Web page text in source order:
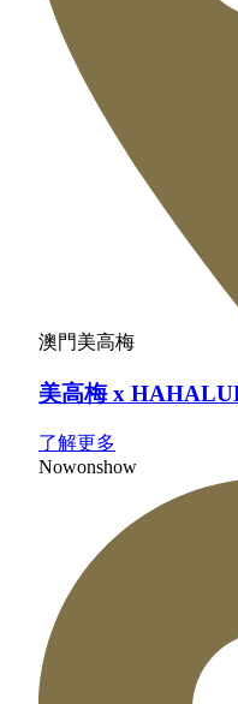
澳門美高梅
美高梅 x
了解更多
Nowonshow